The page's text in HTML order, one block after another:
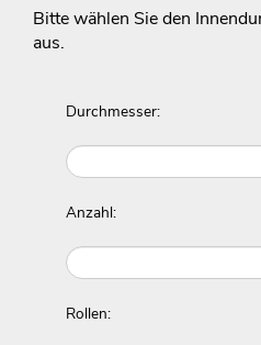
Bitte wählen Sie den
aus.
Durchmesser:
Anzahl:
Rollen: